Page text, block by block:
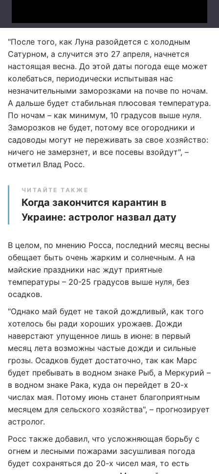
"После того, как Луна разойдется с холодным
Сатурном, а случится это 27 апреля, начнется
настоящая весна. До этой даты погода еще может
колебаться, периодически испытывая нас
незначительными заморозками на почве по ночам.
А дальше будет стабильная плюсовая температура.
По ночам – как минимум, 10 градусов выше нуля.
Заморозков не будет, потому все огородники и
садоводы могут не переживать за свое хозяйство:
ничего не замерзнет, и все посевы взойдут", –
отметил Влад Росс.
ЧИТАЙТЕ ТАКЖЕ
Когда закончится карантин в
Украине: астролог назвал дату
В целом, по мнению Росса, последний месяц весны
обещает быть очень жарким и солнечным. А на
майские праздники нас ждут приятные
температуры – 20-25 градусов выше нуля, без
осадков.
"Однако май будет не такой дождливый, как того
хотелось бы ради хороших урожаев. Дожди
наверстают упущенное лишь в июне: в первый
месяц лета возможны частые дожди и сильные
грозы. Осадков будет достаточно, так как Марс
будет пребывать в водном знаке Рыб, а Меркурий –
в водном знаке Рака, куда он перейдет в 20-х
числах мая. Потому июнь станет благоприятным
месяцем для сельского хозяйства", – прогнозирует
астролог.
Росс также добавил, что усложняющая борьбу с
огнем и лесными пожарами засушливая погода
будет сохраняться до 20-х чисел мая, то есть